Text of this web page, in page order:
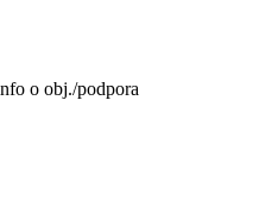
o obj./podpora